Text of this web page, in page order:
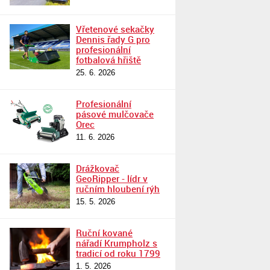
Vřetenové sekačky
Dennis řady G pro
profesionální
fotbalová hřiště
25. 6. 2026
Profesionální
pásové mulčovače
Orec
11. 6. 2026
Drážkovač
GeoRipper - lídr v
ručním hloubení rýh
15. 5. 2026
Ruční kované
nářadí Krumpholz s
tradicí od roku 1799
1. 5. 2026